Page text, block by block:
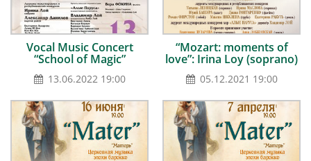
Vocal Music Concert
“School of Magic”
13.06.2022 19:00
“Mozart: moments of
love”: Irina Loy (soprano)
05.12.2021 19:00